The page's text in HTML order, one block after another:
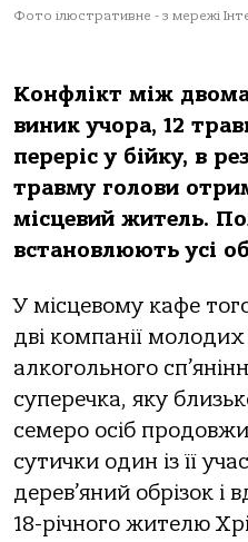
Фото ілюстративне - з мережі
Конфлікт між
виник учора, 12
переріс у бійку, в
травму голови
місцевий житель.
встановлюють усі
У місцевому кафе
дві компанії молодих
алкогольного
суперечка, яку
семеро осіб
сутички один із її
дерев’яний обрізок і
18-річного жителю